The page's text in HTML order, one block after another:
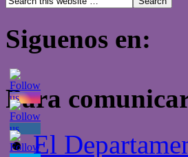
Siguenos en:
Para
El